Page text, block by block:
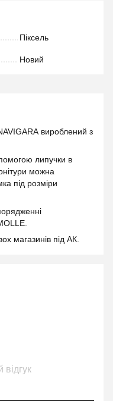
Піксель
Новий
вироблений з
липучки в
можна
під розміри
магазинів під АК.